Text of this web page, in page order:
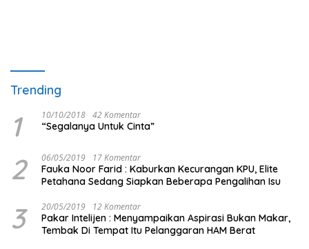
Trending
1 10/10/2018 42 Komentar
“Segalanya Untuk Cinta”
2 06/05/2019 17 Komentar
Fauka Noor Farid : Kaburkan Kecurangan KPU, Elite
Petahana Sedang Siapkan Beberapa Pengalihan Isu
3 20/05/2019 12 Komentar
Pakar Intelijen : Menyampaikan Aspirasi Bukan Makar,
Tembak Di Tempat Itu Pelanggaran HAM Berat